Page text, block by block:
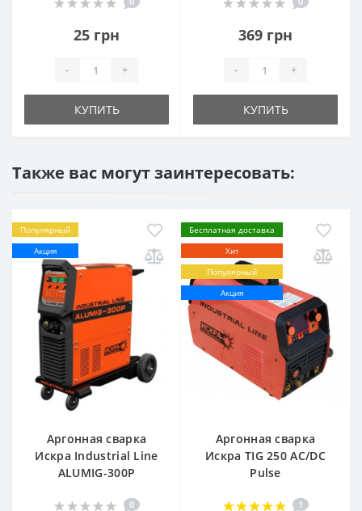
25 грн
- +
КУПИТЬ
369 грн
- +
КУПИТЬ
Также вас могут заинтересовать:
Популярный
Акция
Аргонная сварка
Искра Industrial Line
ALUMIG-300P
0
Бесплатная доставка
Хит
Популярный
Акция
Аргонная сварка
Искра TIG 250 AC/DC
Pulse
1